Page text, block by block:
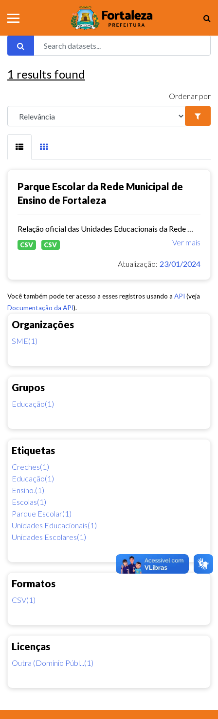
Organizações
SME(1)
Grupos
Educação(1)
Etiquetas
Creches(1)
Educação(1)
Ensino.(1)
Escolas(1)
Parque Escolar(1)
Unidades Educacionais(1)
Unidades Escolares(1)
Formatos
CSV(1)
Licenças
Outra (Domínio Públ...(1)
1 results found
Ordenar por
Parque Escolar da Rede Municipal de
Ensino de Fortaleza
Ver mais
CSV CSV
Atualização: 23/01/2024
Você também pode ter acesso a esses registros usando a API (veja
Documentação da API).